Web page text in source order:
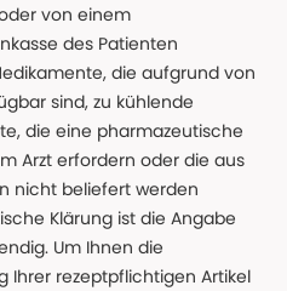
von einem
des Patienten
die aufgrund von
sind, zu kühlende
die eine pharmazeutische
Arzt erfordern oder die aus
nicht beliefert werden
Klärung ist die Angabe
Um Ihnen die
Ihrer rezeptpflichtigen Artikel